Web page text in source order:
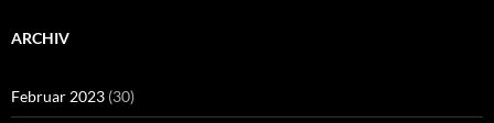
ARCHIV
Februar 2023 (30)